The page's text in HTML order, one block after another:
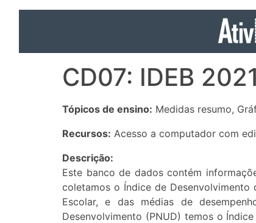
CD07: IDEB
Tópicos de ensino: Medidas resumo,
Recursos: Acesso a computador com
Descrição:
Este banco de dados contém
coletamos o Índice de
Escolar, e das médias de
Desenvolvimento (PNUD) temos o